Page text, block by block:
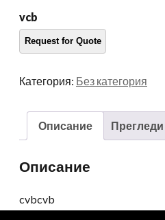
vcb
Категория: Без категория
Описание Прегледи
Описание
cvbcvb